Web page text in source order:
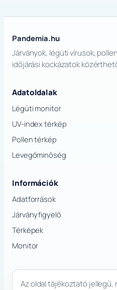
Pandemia.hu
Járványok, légúti vírusok,
időjárási kockázatok
Adatoldalak
Légúti monitor
UV-index térkép
Pollen térkép
Levegőminőség
Információk
Adatforrások
Járványfigyelő
Térképek
Monitor
Az oldal tájékoztató jellegű,